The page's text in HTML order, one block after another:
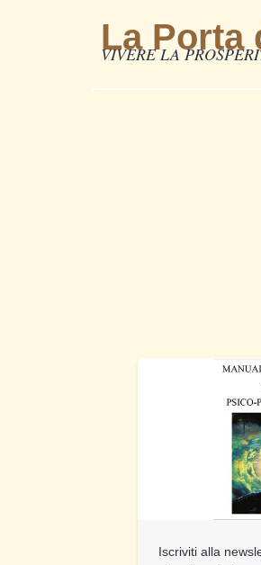
La Porta
VIVERE LA
Iscriviti alla